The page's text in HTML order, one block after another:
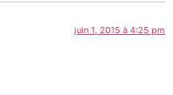
juin 1, 2015 à 4:25 pm